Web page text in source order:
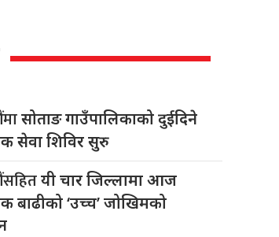
सोताङ गाउँपालिकाको दुईदिने
सेवा शिविर सुरु
यी चार जिल्लामा आज
बाढीको ‘उच्च’ जोखिमको